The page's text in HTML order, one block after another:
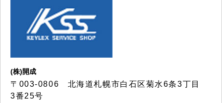
(株)開成
〒003-0806 北海道札幌市白石区菊水6条3丁目
3番25号